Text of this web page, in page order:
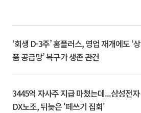
‘회생 D-3주’ 홈플러스, 영업 재개에도 ‘상
품 공급망’ 복구가 생존 관건
3445억 자사주 지급 마쳤는데...삼성전자
DX노조, 뒤늦은 '떼쓰기 집회'